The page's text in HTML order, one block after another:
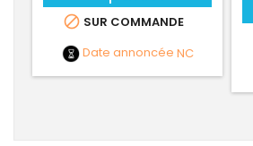
 SUR COMMANDE
Date annoncée NC